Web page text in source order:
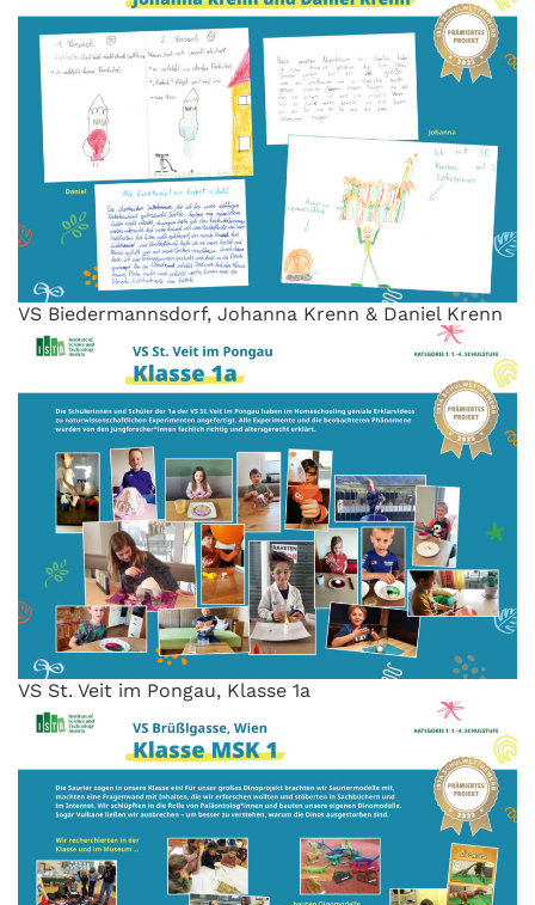
VS Biedermannsdorf, Johanna Krenn & Daniel Krenn
VS St. Veit im Pongau, Klasse 1a